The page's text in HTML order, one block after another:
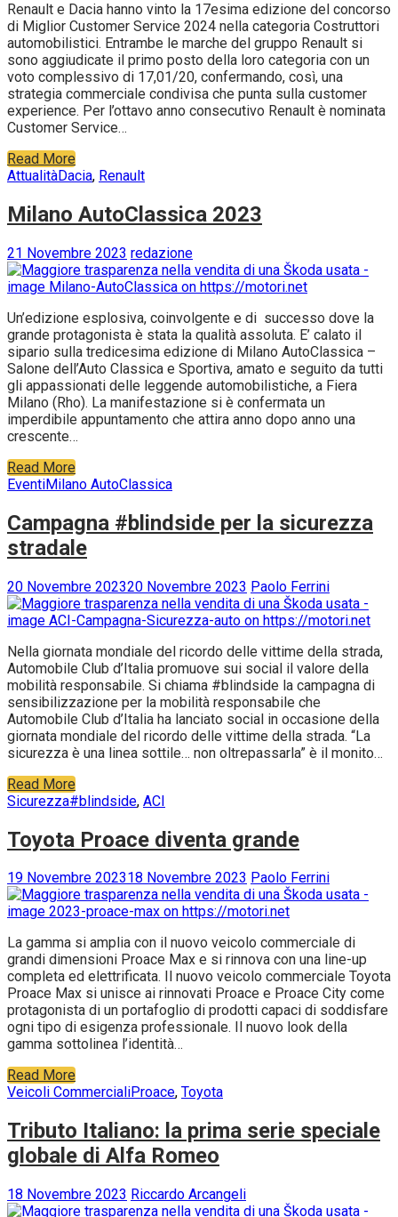
Renault e Dacia hanno vinto la 17esima edizione del concorso
di Miglior Customer Service 2024 nella categoria Costruttori
automobilistici. Entrambe le marche del gruppo Renault si
sono aggiudicate il primo posto della loro categoria con un
voto complessivo di 17,01/20, confermando, così, una
strategia commerciale condivisa che punta sulla customer
experience. Per l’ottavo anno consecutivo Renault è nominata
Customer Service…
Read More
AttualitàDacia, Renault
Milano AutoClassica 2023
21 Novembre 2023 redazione
Un’edizione esplosiva, coinvolgente e di successo dove la
grande protagonista è stata la qualità assoluta. E’ calato il
sipario sulla tredicesima edizione di Milano AutoClassica –
Salone dell’Auto Classica e Sportiva, amato e seguito da tutti
gli appassionati delle leggende automobilistiche, a Fiera
Milano (Rho). La manifestazione si è confermata un
imperdibile appuntamento che attira anno dopo anno una
crescente…
Read More
EventiMilano AutoClassica
Campagna #blindside per la sicurezza
stradale
20 Novembre 202320 Novembre 2023 Paolo Ferrini
Nella giornata mondiale del ricordo delle vittime della strada,
Automobile Club d’Italia promuove sui social il valore della
mobilità responsabile. Si chiama #blindside la campagna di
sensibilizzazione per la mobilità responsabile che
Automobile Club d’Italia ha lanciato social in occasione della
giornata mondiale del ricordo delle vittime della strada. “La
sicurezza è una linea sottile… non oltrepassarla” è il monito…
Read More
Sicurezza#blindside, ACI
Toyota Proace diventa grande
19 Novembre 202318 Novembre 2023 Paolo Ferrini
La gamma si amplia con il nuovo veicolo commerciale di
grandi dimensioni Proace Max e si rinnova con una line-up
completa ed elettrificata. Il nuovo veicolo commerciale Toyota
Proace Max si unisce ai rinnovati Proace e Proace City come
protagonista di un portafoglio di prodotti capaci di soddisfare
ogni tipo di esigenza professionale. Il nuovo look della
gamma sottolinea l’identità…
Read More
Veicoli CommercialiProace, Toyota
Tributo Italiano: la prima serie speciale
globale di Alfa Romeo
18 Novembre 2023 Riccardo Arcangeli